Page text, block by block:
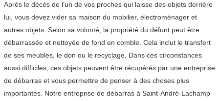
Après le décès de l’un de vos proches qui laisse des objets derrière
lui, vous devez vider sa maison du mobilier, électroménager et
autres objets. Selon sa volonté, la propriété du défunt peut être
débarrassée et nettoyée de fond en comble. Cela inclut le transfert
de ses meubles, le don ou le recyclage. Dans ces circonstances
aussi difficiles, ces objets peuvent être récupérés par une entreprise
de débarras et vous permettre de penser à des choses plus
importantes. Notre entreprise de débarras à Saint-André-Lachamp